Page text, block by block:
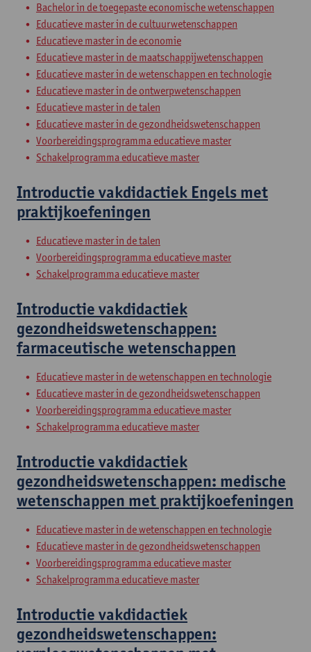
Bachelor in de toegepaste economische wetenschappen
Educatieve master in de cultuurwetenschappen
Educatieve master in de economie
Educatieve master in de maatschappijwetenschappen
Educatieve master in de wetenschappen en technologie
Educatieve master in de ontwerpwetenschappen
Educatieve master in de talen
Educatieve master in de gezondheidswetenschappen
Voorbereidingsprogramma educatieve master
Schakelprogramma educatieve master
Introductie vakdidactiek Engels met
praktijkoefeningen
Educatieve master in de talen
Voorbereidingsprogramma educatieve master
Schakelprogramma educatieve master
Introductie vakdidactiek
gezondheidswetenschappen:
farmaceutische wetenschappen
Educatieve master in de wetenschappen en technologie
Educatieve master in de gezondheidswetenschappen
Voorbereidingsprogramma educatieve master
Schakelprogramma educatieve master
Introductie vakdidactiek
gezondheidswetenschappen: medische
wetenschappen met praktijkoefeningen
Educatieve master in de wetenschappen en technologie
Educatieve master in de gezondheidswetenschappen
Voorbereidingsprogramma educatieve master
Schakelprogramma educatieve master
Introductie vakdidactiek
gezondheidswetenschappen: